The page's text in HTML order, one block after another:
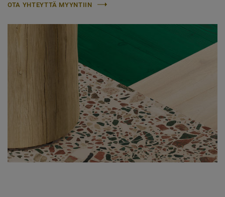
OTA YHTEYTTÄ MYYNTIIN